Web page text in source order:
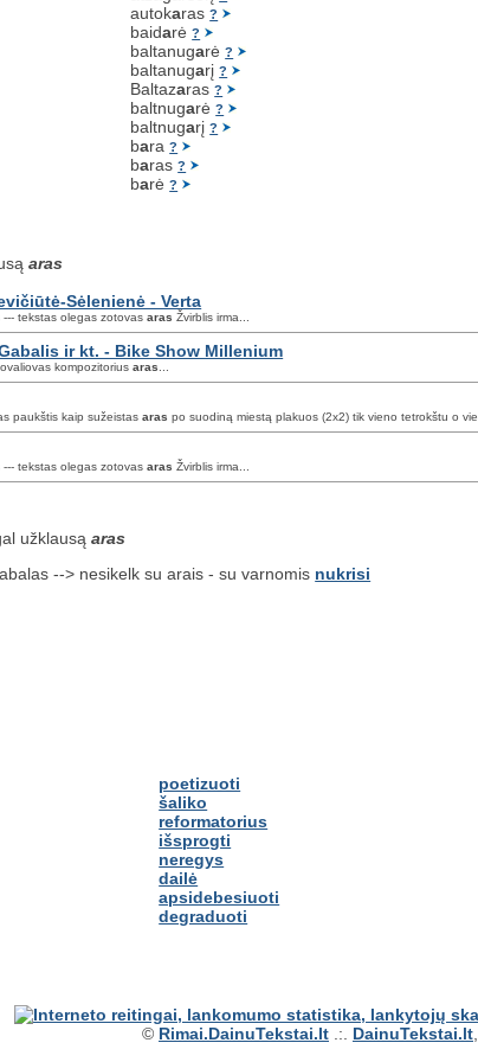
autokaras?
baidarė?
baltanugarė?
baltanugarį?
Baltazaras?
baltnugarė?
baltnugarį?
bara?
baras?
barė?
aras
Sėlenienė - Verta
tekstas olegas zotovasaras Žvirblis irma...
ir kt. - Bike Show Millenium
kompozitoriusaras
paukštis kaip sužeistasaras po suodiną miestą plakuos (2x2) tik vieno tetrokštu o
tekstas olegas zotovasaras Žvirblis irma...
užklausąaras
--> nesikelk su arais - su varnomis nukrisi
poetizuoti
šaliko
reformatorius
išsprogti
neregys
dailė
apsidebesiuoti
degraduoti
© Rimai.DainuTekstai.lt .:. DainuTekstai.lt